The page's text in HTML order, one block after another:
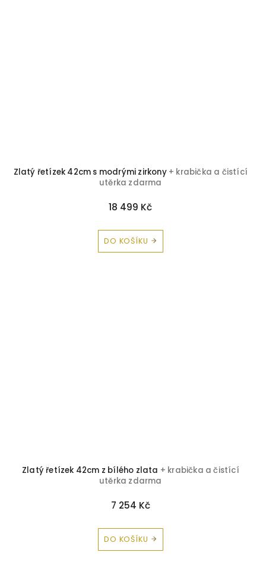
Zlatý řetízek 42cm s modrými zirkony + krabička a čistící
utěrka zdarma
18 499 Kč
DO KOŠÍKU
Zlatý řetízek 42cm z bílého zlata + krabička a čistící
utěrka zdarma
7 254 Kč
DO KOŠÍKU